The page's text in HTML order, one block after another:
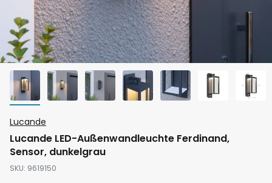
Anfang
der
Bildgalerie
springen
Lucande
Lucande LED-Außenwandleuchte Ferdinand,
Sensor, dunkelgrau
SKU 9619150